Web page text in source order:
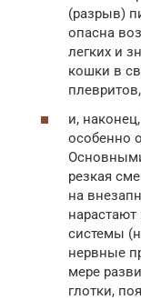
(разрыв)
опасна
легких и
кошки в
и,
особенно
резкая
на
системы
нервные
мере
глотки,